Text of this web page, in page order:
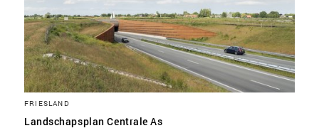
FRIESLAND
Landschapsplan Centrale As